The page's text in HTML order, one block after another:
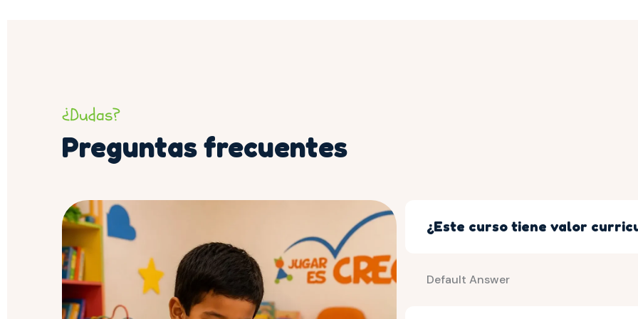
¿Dudas?
Preguntas frecuentes
¿Este curso tiene valor
Default Answer